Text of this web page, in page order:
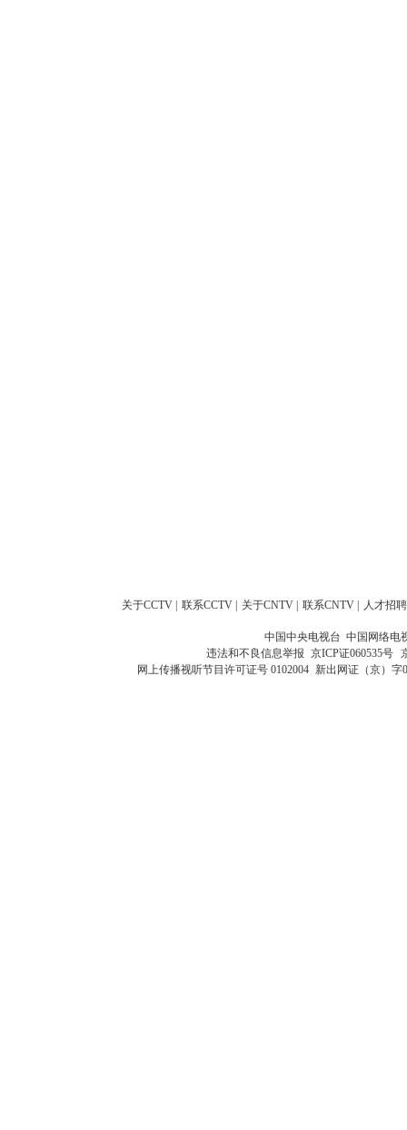
关于CCTV 联系CCTV 关于CNTV 联系CNTV 人才招聘
中国中央电视台 中国网络电
违法和不良信息举报 京ICP证060535号
网上传播视听节目许可证号 0102004 新出网证（京）